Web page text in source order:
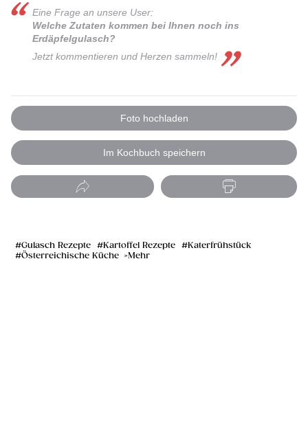
Eine Frage an unsere User:
Welche Zutaten kommen bei Ihnen noch ins
Erdäpfelgulasch?
Jetzt kommentieren und Herzen sammeln!
Foto hochladen
Im Kochbuch speichern
Gulasch Rezepte Kartoffel Rezepte
Katerfrühstück
Österreichische Küche
Mehr